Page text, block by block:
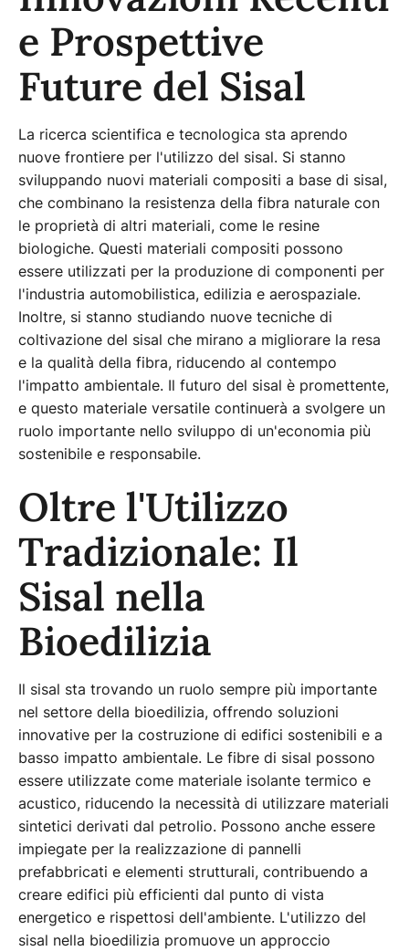
e Prospettive
Future del Sisal
La ricerca scientifica e tecnologica sta aprendo
nuove frontiere per l'utilizzo del sisal. Si stanno
sviluppando nuovi materiali compositi a base di sisal,
che combinano la resistenza della fibra naturale con
le proprietà di altri materiali, come le resine
biologiche. Questi materiali compositi possono
essere utilizzati per la produzione di componenti per
l'industria automobilistica, edilizia e aerospaziale.
Inoltre, si stanno studiando nuove tecniche di
coltivazione del sisal che mirano a migliorare la resa
e la qualità della fibra, riducendo al contempo
l'impatto ambientale. Il futuro del sisal è promettente,
e questo materiale versatile continuerà a svolgere un
ruolo importante nello sviluppo di un'economia più
sostenibile e responsabile.
Oltre l'Utilizzo
Tradizionale: Il
Sisal nella
Bioedilizia
Il sisal sta trovando un ruolo sempre più importante
nel settore della bioedilizia, offrendo soluzioni
innovative per la costruzione di edifici sostenibili e a
basso impatto ambientale. Le fibre di sisal possono
essere utilizzate come materiale isolante termico e
acustico, riducendo la necessità di utilizzare materiali
sintetici derivati dal petrolio. Possono anche essere
impiegate per la realizzazione di pannelli
prefabbricati e elementi strutturali, contribuendo a
creare edifici più efficienti dal punto di vista
energetico e rispettosi dell'ambiente. L'utilizzo del
sisal nella bioedilizia promuove un approccio